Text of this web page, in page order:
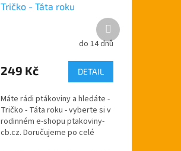
Tričko - Táta roku
do 14 dnů
249 Kč DETAIL
Máte rádi ptákoviny a hledáte -
Tričko - Táta roku - vyberte si v
rodinném e-shopu ptakoviny-
cb.cz. Doručujeme po celé
Další
produkt